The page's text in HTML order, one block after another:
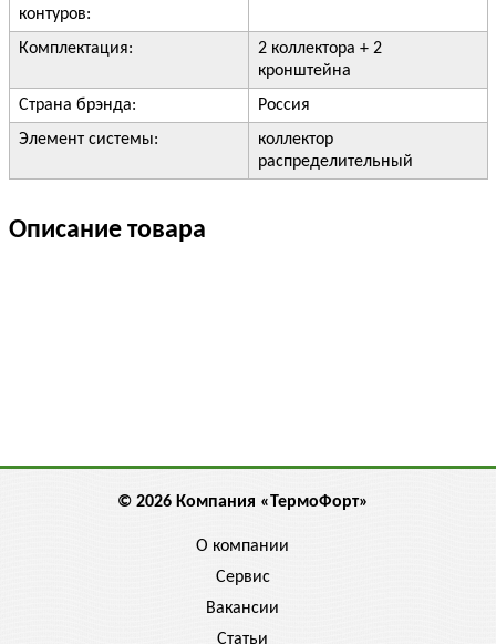
контуров:
Комплектация:
2 коллектора + 2
кронштейна
Страна брэнда:
Россия
Элемент системы:
коллектор
распределительный
Описание товара
© 2026 Компания «ТермоФорт»
О компании
Сервис
Вакансии
Статьи